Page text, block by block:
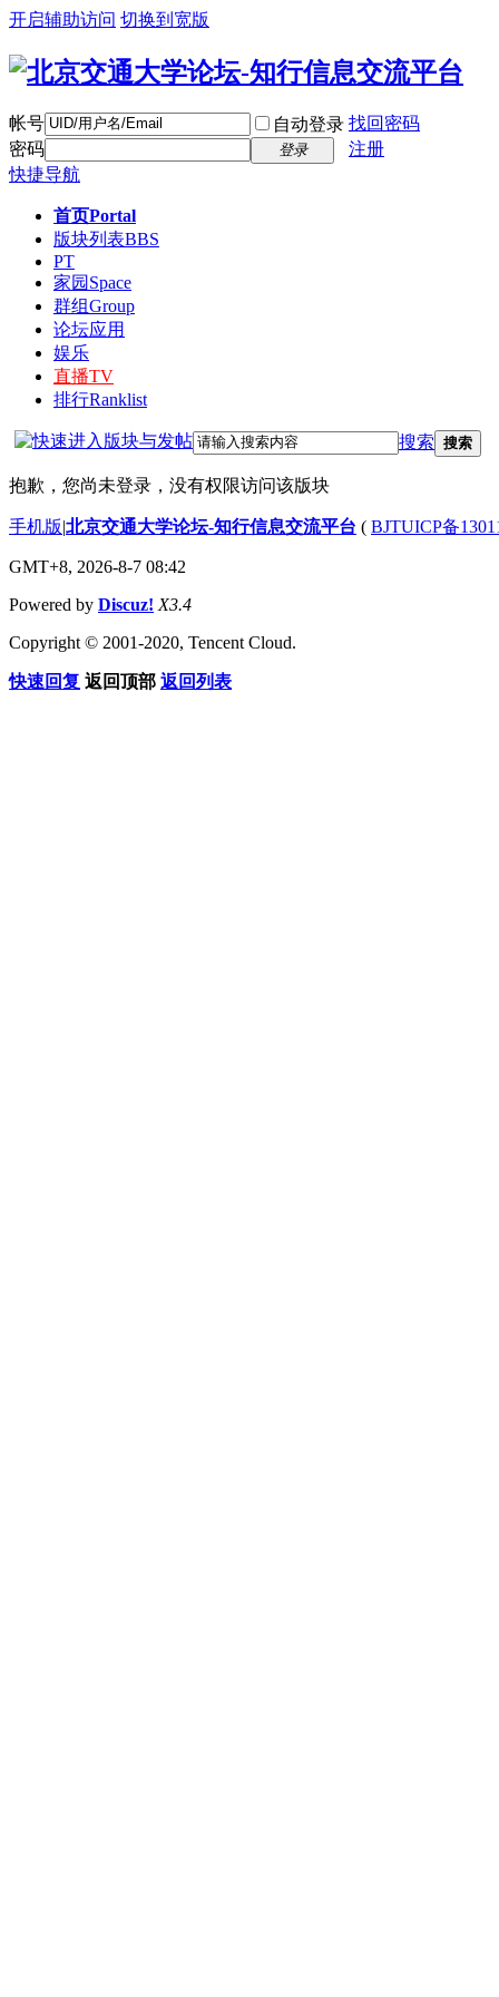
开启辅助访问 切换到宽版
帐号 自动登录 找回密码
密码
登录
注册
快捷导航
首页Portal
版块列表BBS
PT
家园 Space
群组Group
论坛应用
娱乐
直播TV
排行Ranklist
搜索 搜索
抱歉，您尚未登录，没有权限访问该版块
手机版|北京交通大学论坛-知行信息交流平台 ( BJTUICP备
GMT+8, 2026-8-7 08:42
Powered by Discuz! X3.4
Copyright © 2001-2020, Tencent Cloud.
快速回复 返回顶部 返回列表